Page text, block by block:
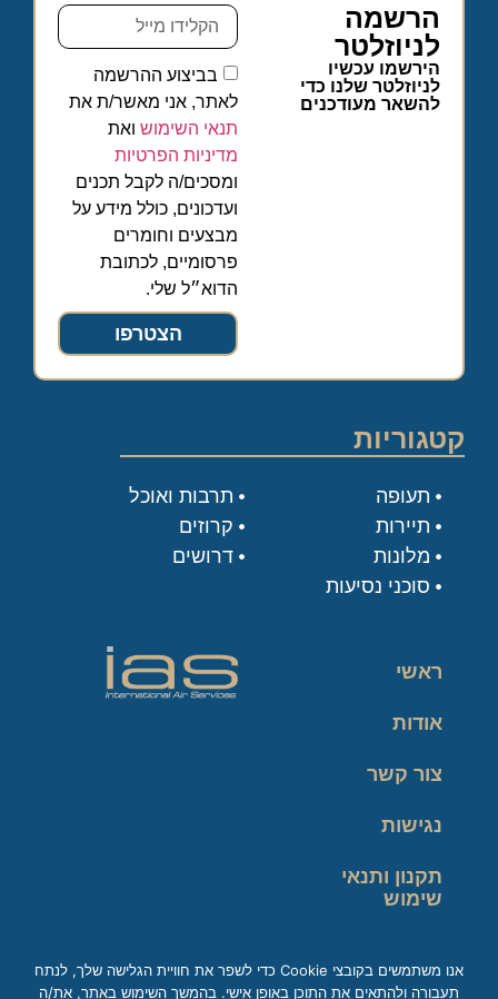
הרשמה
לניוזלטר
הירשמו עכשיו
לניוזלטר שלנו כדי
להשאר מעודכנים
בביצוע ההרשמה
לאתר, אני מאשר/ת את
תנאי השימוש ואת
מדיניות הפרטיות
ומסכים/ה לקבל תכנים
ועדכונים, כולל מידע על
מבצעים וחומרים
פרסומיים, לכתובת
הדוא״ל שלי.
הצטרפו
קטגוריות
תעופה
תיירות
מלונות
סוכני נסיעות
תרבות ואוכל
קרוזים
דרושים
ראשי
אודות
צור קשר
נגישות
תקנון ותנאי
שימוש
אנו משתמשים בקובצי Cookie כדי לשפר את חוויית הגלישה שלך, לנתח
תעבורה ולהתאים את התוכן באופן אישי. בהמשך השימוש באתר, את/ה